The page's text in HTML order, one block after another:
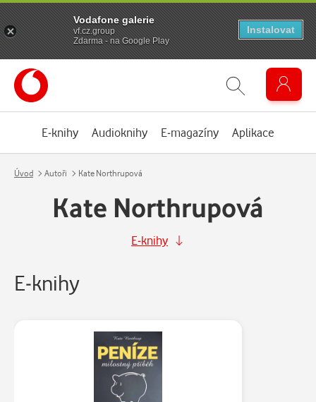
E-knihy Audioknihy E-magazíny Aplikace
Úvod Autoři Kate Northrupová
Kate Northrupová
E-knihy
E-knihy
Vodafone galerie
vf.cz.group
Zdarma - na Google Play
Instalovat